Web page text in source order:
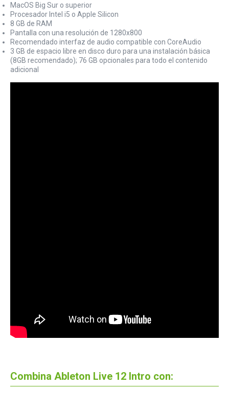
MacOS Big Sur o superior
Procesador Intel i5 o Apple Silicon
8 GB de RAM
Pantalla con una resolución de 1280x800
Recomendado interfaz de audio compatible con CoreAudio
3 GB de espacio libre en disco duro para una instalación básica
(8GB recomendado); 76 GB opcionales para todo el contenido
adicional
Combina Ableton Live 12 Intro con: